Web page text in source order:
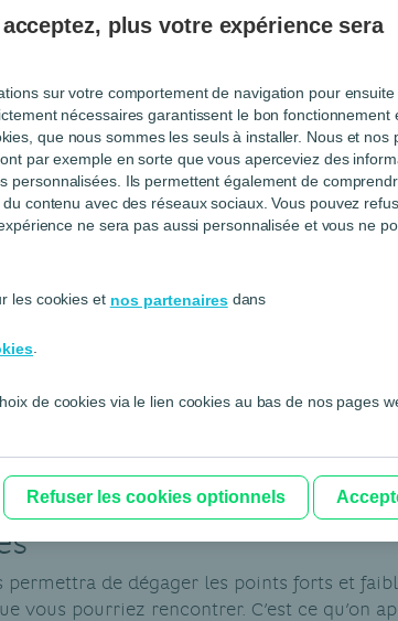
Ils/Elles seront plus motivé(e)s à y
questionnaire?
marché? Cebusiness plan interactifpeut
exemples et modèles de
aux contacts devotre base de
étude de marché
alors autant que ses résultats
On vous conseille donc de suivre une
que vous souhaitez récolter
fermées (oui/non, choix multiples) et
permettra de dégager les points forts et
vous pourriez rencontrer. C’est ce qu’on
plus votre expérience sera
sur votre comportement de navigation pour
nécessaires garantissent le bon fonctionnement
que nous sommes les seuls à installer. Nous et nos
par exemple en sorte que vous aperceviez des
personnalisées. Ils permettent également de
contenu avec des réseaux sociaux. Vous pouvez
ne sera pas aussi personnalisée et vous ne
les cookies et nos partenairesdans
de cookies via le lien cookies au bas de nos pages
Refuser les cookies optionnels